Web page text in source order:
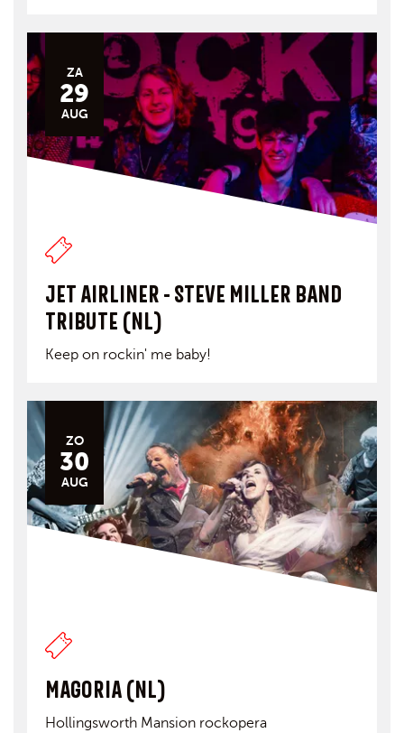
ZA
29
AUG
JET AIRLINER - STEVE MILLER BAND
TRIBUTE (NL)
Keep on rockin' me baby!
ZO
30
AUG
MAGORIA (NL)
Hollingsworth Mansion rockopera